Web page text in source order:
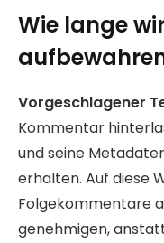
Wie lange
Vorgeschlagener
Kommentar
und seine
erhalten. Auf diese
Folgekommentare
genehmigen,